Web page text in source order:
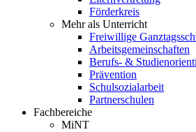
Förderkreis
Mehr als Unterricht
Freiwillige
Arbeitsgemeinschaften
Berufs- &
Prävention
Schulsozialarbeit
Partnerschulen
Fachbereiche
MiNT